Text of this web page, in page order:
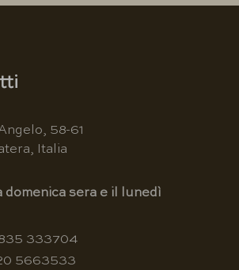
58-61
Italia
domenica sera e il lunedì
333704
5663533